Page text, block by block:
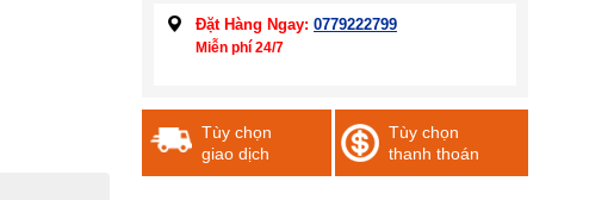
Đặt Hàng Ngay: 0779222799
Miễn phí 24/7
Tùy chọn
giao dịch
Tùy chọn
thanh thoán